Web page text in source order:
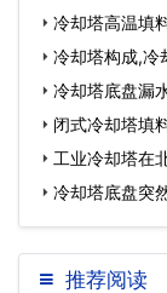
冷却塔高温填
次)…
冷却塔构成,冷
冷却塔底盘漏
闭式冷却塔填
工业冷却塔在
冷却塔底盘突
推荐阅读